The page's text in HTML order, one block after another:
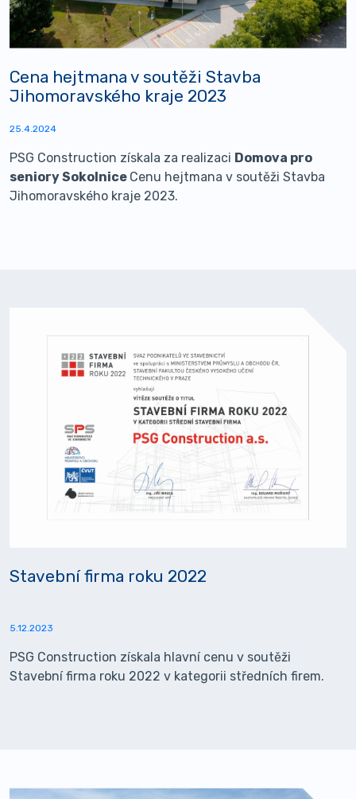
Cena hejtmana v soutěži Stavba
Jihomoravského kraje 2023
25.4.2024
PSG Construction získala za realizaci Domova pro
seniory Sokolnice Cenu hejtmana v soutěži Stavba
Jihomoravského kraje 2023.
Stavební firma roku 2022
5.12.2023
PSG Construction získala hlavní cenu v soutěži
Stavební firma roku 2022 v kategorii středních firem.